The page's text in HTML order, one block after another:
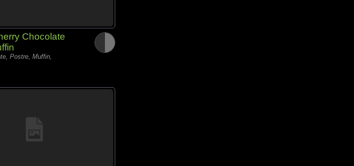
Chocolate
Postre, Muffin,